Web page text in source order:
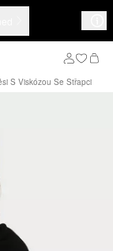
S Viskózou Se Střapci